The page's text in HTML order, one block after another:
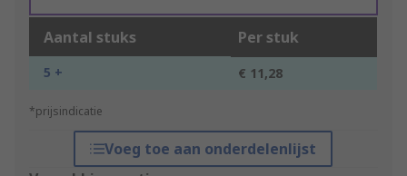
Aantal stuks Per stuk
5 + € 11,28
*prijsindicatie
Voeg toe aan onderdelenlijst